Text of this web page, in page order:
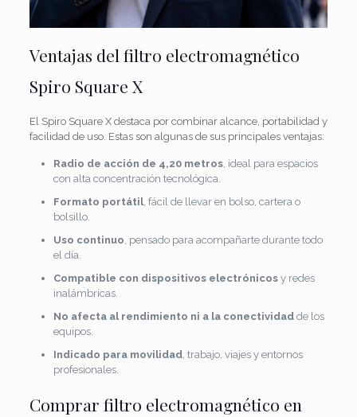
Ventajas del filtro electromagnético
Spiro Square X
El Spiro Square X destaca por combinar alcance, portabilidad y
facilidad de uso. Estas son algunas de sus principales ventajas:
Radio de acción de 4,20 metros, ideal para espacios
con alta concentración tecnológica.
Formato portátil, fácil de llevar en bolso, cartera o
bolsillo.
Uso continuo, pensado para acompañarte durante todo
el día.
Compatible con dispositivos electrónicosy redes
inalámbricas.
No afecta al rendimiento ni a la conectividadde los
equipos.
Indicado para movilidad, trabajo, viajes y entornos
profesionales.
Comprar filtro electromagnético en